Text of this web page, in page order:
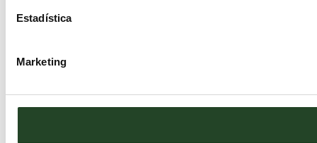
Estadística
Marketing